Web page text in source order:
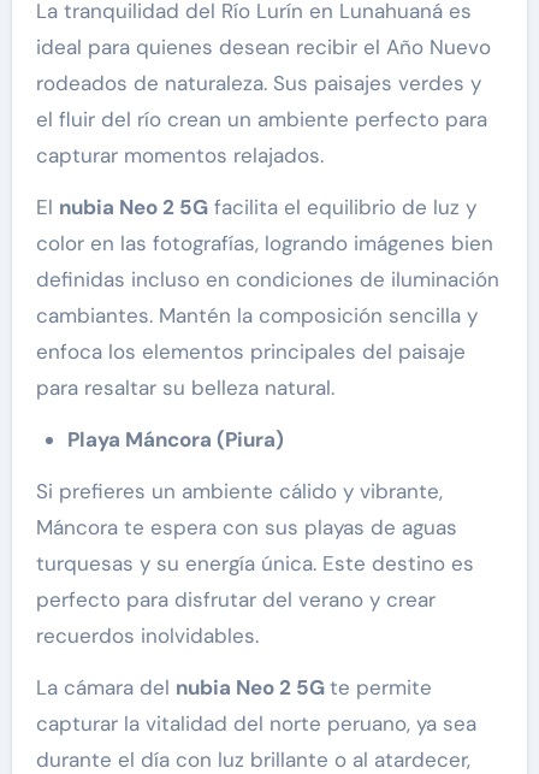
La tranquilidad del Río Lurín en Lunahuaná es
ideal para quienes desean recibir el Año Nuevo
rodeados de naturaleza. Sus paisajes verdes y
el fluir del río crean un ambiente perfecto para
capturar momentos relajados.
El nubia Neo 2 5Gfacilita el equilibrio de luz y
color en las fotografías, logrando imágenes bien
definidas incluso en condiciones de iluminación
cambiantes. Mantén la composición sencilla y
enfoca los elementos principales del paisaje
para resaltar su belleza natural.
Playa Máncora (Piura)
Si prefieres un ambiente cálido y vibrante,
Máncora te espera con sus playas de aguas
turquesas y su energía única. Este destino es
perfecto para disfrutar del verano y crear
recuerdos inolvidables.
La cámara del nubia Neo 2 5Gte permite
capturar la vitalidad del norte peruano, ya sea
durante el día con luz brillante o al atardecer,